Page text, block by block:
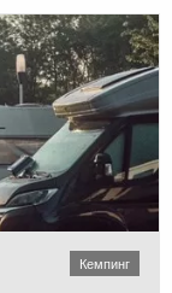
Кемпинг